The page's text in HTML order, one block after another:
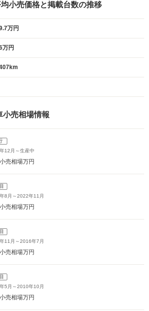
小売価格と掲載台数の推移
万円
万円
小売相場情報
12月～生産中
売相場万円
8月～2022年11月
売相場万円
11月～2016年7月
売相場万円
5月～2010年10月
売相場万円